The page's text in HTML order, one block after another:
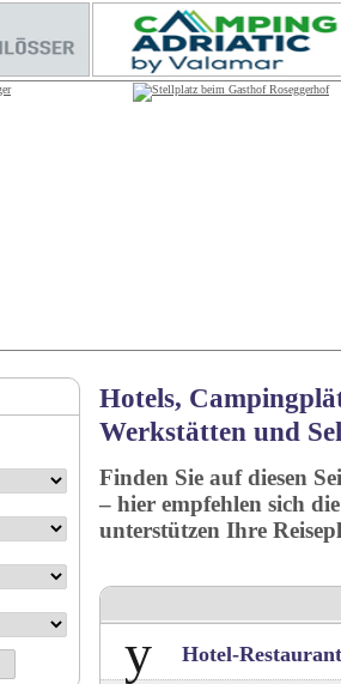
Hotels,
Werkstätten und
Finden Sie auf diesen
– hier empfehlen sich
unterstützen Ihre
Hotel-